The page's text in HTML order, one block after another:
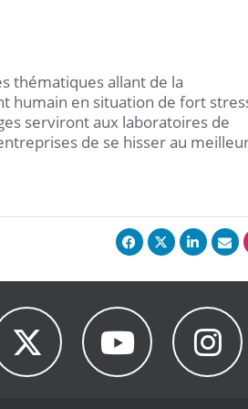
thématiques allant de la
humain en situation de fort
serviront aux laboratoires de
de se hisser au